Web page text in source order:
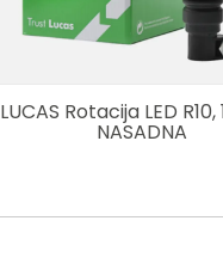
LUCAS Rotacija LED
NASADNA